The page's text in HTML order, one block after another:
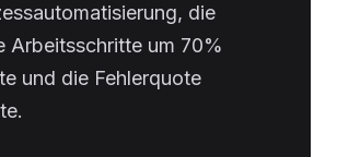
die
Arbeitsschritte um 70%
und die Fehlerquote